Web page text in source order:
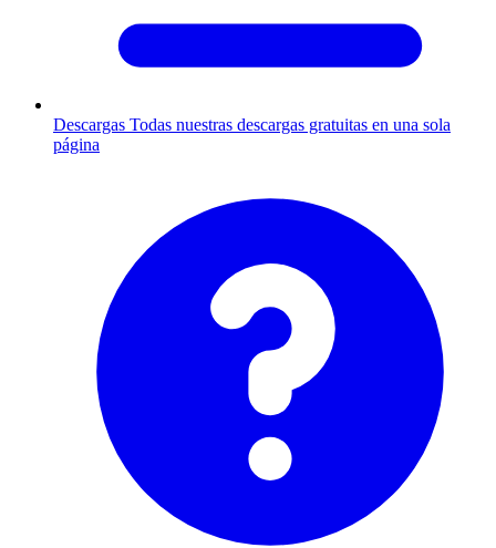
Descargas Todas nuestras descargas gratuitas en una sola
página